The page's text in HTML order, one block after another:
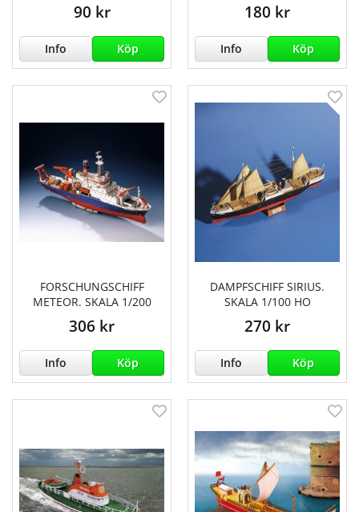
90 kr
Info Köp
180 kr
Info Köp
FORSCHUNGSCHIFF
METEOR. SKALA 1/200
306 kr
Info Köp
DAMPFSCHIFF SIRIUS.
SKALA 1/100 HO
270 kr
Info Köp